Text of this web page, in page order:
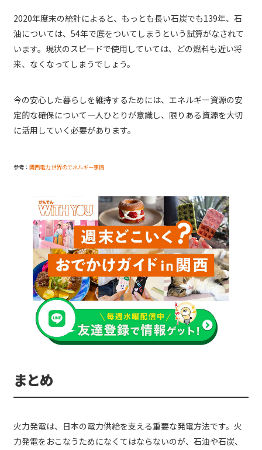
2020年度末の統計によると、もっとも長い石炭でも139年、石
油については、54年で底をついてしまうという試算がなされて
います。現状のスピードで使用していては、どの燃料も近い将
来、なくなってしまうでしょう。
今の安心した暮らしを維持するためには、エネルギー資源の安
定的な確保について一人ひとりが意識し、限りある資源を大切
に活用していく必要があります。
参考： 関西電力 世界のエネルギー事情
まとめ
火力発電は、日本の電力供給を支える重要な発電方法です。火
力発電をおこなうためになくてはならないのが、石油や石炭、